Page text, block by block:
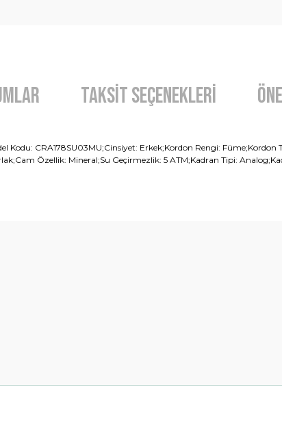
Taksit Seçenekleri
Kodu: CRA178SU03MU;Cinsiyet: Erkek;Kordon Rengi: Füme;Kordon
Özellik: Mineral;Su Geçirmezlik: 5 ATM;Kadran Tipi: